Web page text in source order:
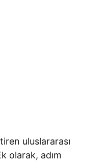
uluslararası
olarak, adım